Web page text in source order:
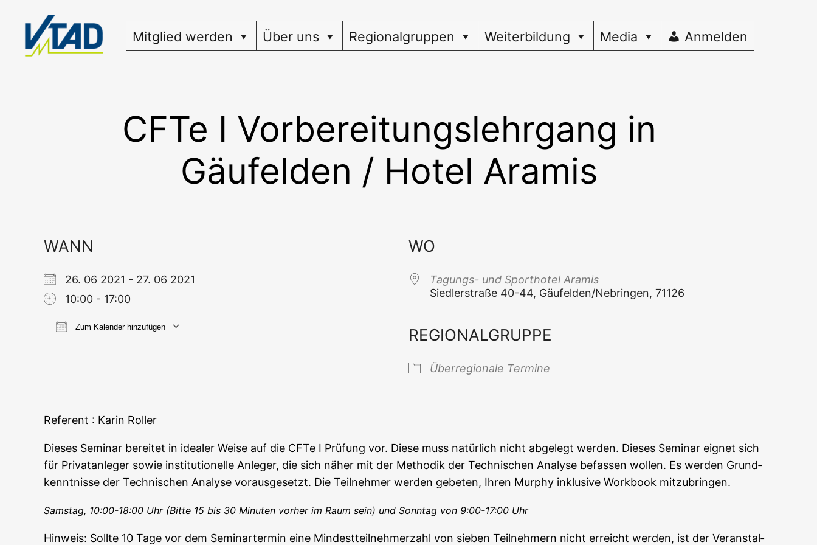
springen
Mitglied werden Über uns Regionalgruppen Weiterbildung Media Anmelden
CFTe I Vorbereitungslehrgang in
Gäufelden / Hotel Aramis
WANN
26. 06 2021 - 27. 06 2021
10:00 - 17:00
Zum Kalender hinzufügen
WO
Tagungs- und Sport­ho­tel Aramis
Sied­ler­stra­ße 40-44, Gäufelden/Nebringen, 71126
REGIONALGRUPPE
Über­re­gio­na­le Termine
Refe­rent : Karin Roller
Die­ses Semi­nar berei­tet in idea­ler Wei­se auf die CFTe I Prü­fung vor. Die­se muss natür­lich nicht abge­legt wer­den. Die­ses Semi­nar eig­net sich
für Pri­vat­an­le­ger sowie insti­tu­tio­nel­le Anle­ger, die sich näher mit der Metho­dik der Tech­ni­schen Ana­ly­se befas­sen wol­len. Es wer­den Grund­
kennt­nis­se der Tech­ni­schen Ana­ly­se vor­aus­ge­setzt. Die Teil­neh­mer wer­den gebe­ten, Ihren Mur­phy inklu­si­ve Work­book mitzubringen.
Sams­tag, 10:00-18:00 Uhr (Bit­te 15 bis 30 Minu­ten vor­her im Raum sein) und Sonn­tag von 9:00-17:00 Uhr
Hin­weis: Soll­te 10 Tage vor dem Semi­nar­ter­min eine Min­dest­teil­neh­mer­zahl von sie­ben Teil­neh­mern nicht erreicht wer­den, ist der Ver­an­stal­